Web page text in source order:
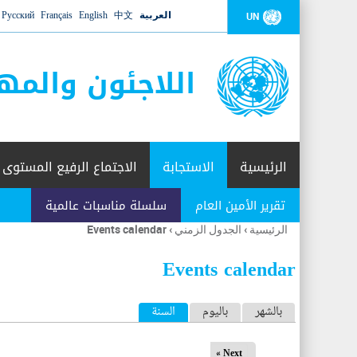
UN العربية 中文
English
Français
Русский
اللاجئون
الرئيسية الاستجابة
تقرير الأمين العام سلسلة مناسبات عالمية
الاجتماع الرفيع المستوى
أنت
هنا
الرئيسية › الجدول الزمني ›
Events calendar
Events calendar
ا بالشهر باليوم السنة (علامة التبويب النشطة)